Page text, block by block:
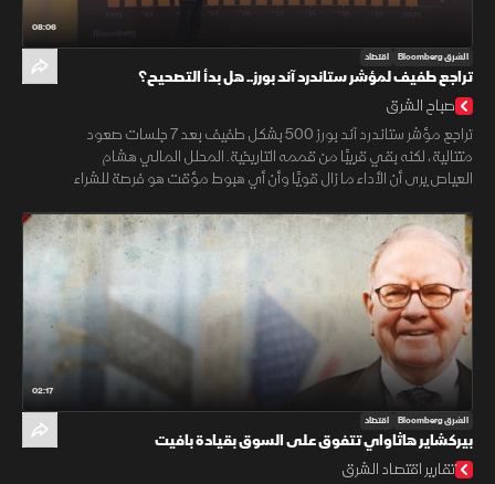
08:06
الشرق Bloomberg اقتصاد
تراجع طفيف لمؤشر ستاندرد آند بورز.. هل بدأ التصحيح؟
صباح الشرق
تراجع مؤشر ستاندرد آند بورز 500 بشكل طفيف بعد 7 جلسات صعود
متتالية، لكنه بقي قريبًا من قممه التاريخية. المحلل المالي هشام
العياص يرى أن الأداء ما زال قويًا وأن أي هبوط مؤقت هو فرصة للشراء
02:17
الشرق Bloomberg اقتصاد
بيركشاير هاثاواي تتفوق على السوق بقيادة بافيت
تقارير اقتصاد الشرق